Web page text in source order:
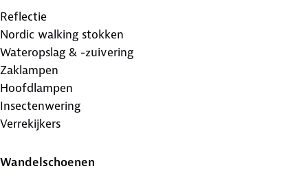
Reflectie
Nordic walking stokken
Wateropslag & -zuivering
Zaklampen
Hoofdlampen
Insectenwering
Verrekijkers
Wandelschoenen